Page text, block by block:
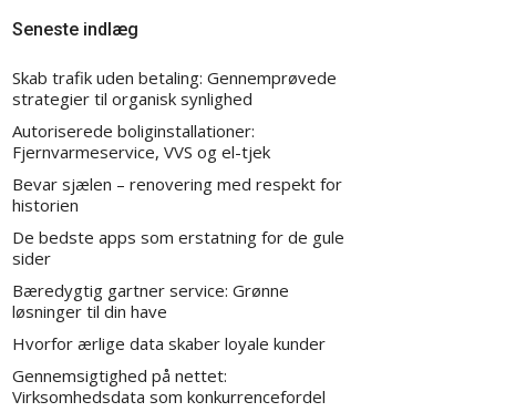
Seneste indlæg
Skab trafik uden betaling: Gennemprøvede
strategier til organisk synlighed
Autoriserede boliginstallationer:
Fjernvarmeservice, VVS og el-tjek
Bevar sjælen – renovering med respekt for
historien
De bedste apps som erstatning for de gule
sider
Bæredygtig gartner service: Grønne
løsninger til din have
Hvorfor ærlige data skaber loyale kunder
Gennemsigtighed på nettet:
Virksomhedsdata som konkurrencefordel